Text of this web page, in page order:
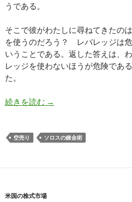
うである。
そこで彼がわたしに尋ねてきたの
を使うのだろう？ レバレッジは
いうことである。返した答えは、
レッジを使わないほうが危険であ
た。
続きを読む 信用取引（レバレッジ
→
空売り ソロスの錬金術
米国の株式市場